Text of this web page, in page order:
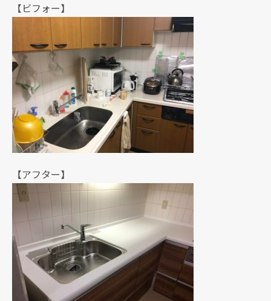
【ビフォー】
【アフター】